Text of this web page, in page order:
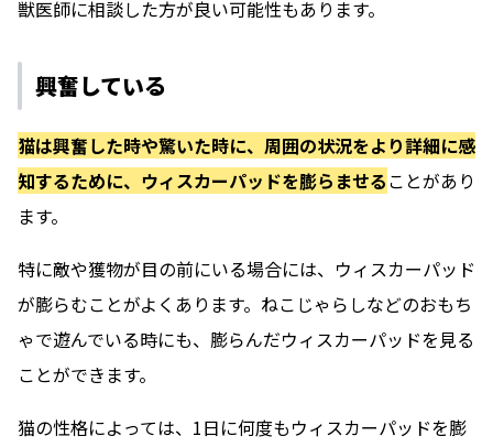
獣医師に相談した方が良い可能性もあります。
興奮している
猫は興奮した時や驚いた時に、周囲の状況をより詳細に感
知するために、ウィスカーパッドを膨らませることがあり
ます。
特に敵や獲物が目の前にいる場合には、ウィスカーパッド
が膨らむことがよくあります。ねこじゃらしなどのおもち
ゃで遊んでいる時にも、膨らんだウィスカーパッドを見る
ことができます。
猫の性格によっては、1日に何度もウィスカーパッドを膨